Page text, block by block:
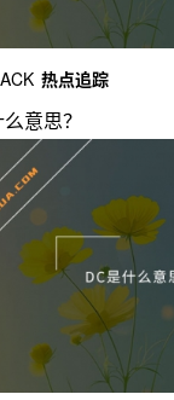
热点追踪
意思？